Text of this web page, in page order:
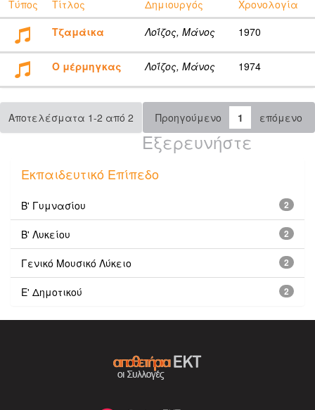
Τύπος Τίτλος Δημιουργός
Χρονολογία
Τζαμάικα
Λοΐζος, Μάνος 1970
Ο μέρμηγκας Λοΐζος, Μάνος 1974
Αποτελέσματα 1-2 από 2 Προηγούμενο 1 επόμενο
Εξερευνήστε
Εκπαιδευτικό Επίπεδο
2
Β' Γυμνασίου
2
Β' Λυκείου
2
Γενικό Μουσικό Λύκειο
2
Ε' Δημοτικού